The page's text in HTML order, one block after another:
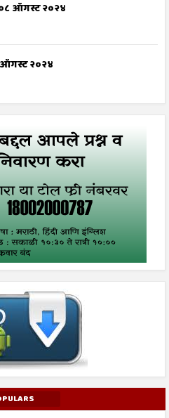
ऑगस्ट २०२४
२०२४